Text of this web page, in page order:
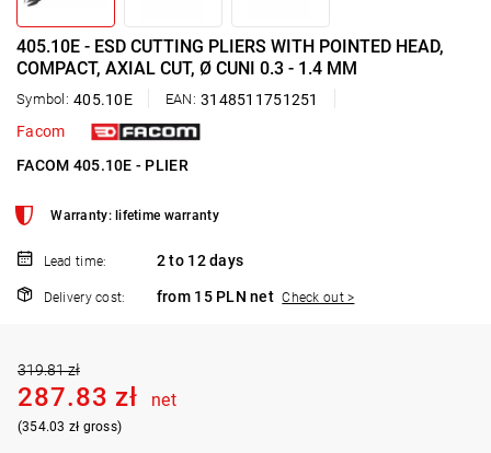
405.10E - ESD CUTTING PLIERS WITH POINTED HEAD,
COMPACT, AXIAL CUT, Ø CUNI 0.3 - 1.4 MM
Symbol: 405.10E EAN: 3148511751251
Facom
FACOM 405.10E - PLIER
Warranty: lifetime warranty
Lead time: 2 to 12 days
Delivery cost: from 15 PLN net Check out >
319.81 zł
287.83 zł net
(354.03 zł gross)